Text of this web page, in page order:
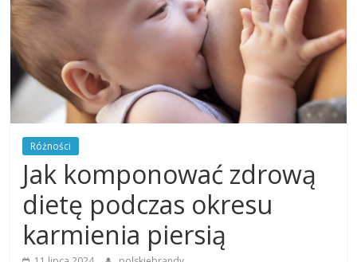
Różności
Jak komponować zdrową
dietę podczas okresu
karmienia piersią